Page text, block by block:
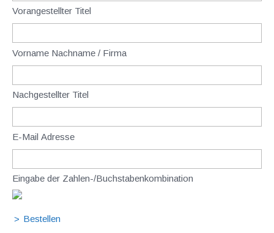
Vorangestellter Titel
Vorname Nachname / Firma
Nachgestellter Titel
E-Mail Adresse
Eingabe der Zahlen-/Buchstabenkombination